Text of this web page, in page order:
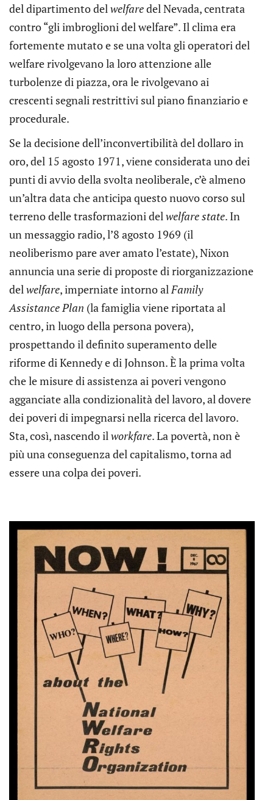
del dipartimento delwelfaredel Nevada, centrata
contro “gli imbroglioni del welfare”. Il clima era
fortemente mutato e se una volta gli operatori del
welfare rivolgevano la loro attenzione alle
turbolenze di piazza, ora le rivolgevano ai
crescenti segnali restrittivi sul piano finanziario e
procedurale.
Se la decisione dell’inconvertibilità del dollaro in
oro, del 15 agosto 1971, viene considerata uno dei
punti di avvio della svolta neoliberale, c’è almeno
un’altra data che anticipa questo nuovo corso sul
terreno delle trasformazioni delwelfare state. In
un messaggio radio, l’8 agosto 1969 (il
neoliberismo pare aver amato l’estate), Nixon
annuncia una serie di proposte di riorganizzazione
delwelfare, imperniate intorno alFamily
Assistance Plan (la famiglia viene riportata al
centro, in luogo della persona povera),
prospettando il definito superamento delle
riforme di Kennedy e di Johnson. È la prima volta
che le misure di assistenza ai poveri vengono
agganciate alla condizionalità del lavoro, al dovere
dei poveri di impegnarsi nella ricerca del lavoro.
Sta, così, nascendo ilworkfare. La povertà, non è
più una conseguenza del capitalismo, torna ad
essere una colpa dei poveri.